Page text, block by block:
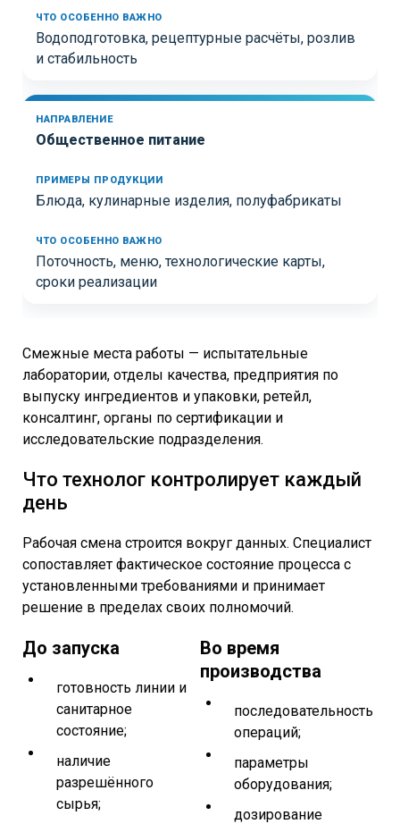
Водоподготовка, рецептурные расчёты, розлив
и стабильность
Общественное питание
Блюда, кулинарные изделия, полуфабрикаты
Поточность, меню, технологические карты,
сроки реализации
Смежные места работы — испытательные
лаборатории, отделы качества, предприятия по
выпуску ингредиентов и упаковки, ретейл,
консалтинг, органы по сертификации и
исследовательские подразделения.
Что технолог контролирует каждый
день
Рабочая смена строится вокруг данных. Специалист
сопоставляет фактическое состояние процесса с
установленными требованиями и принимает
решение в пределах своих полномочий.
До запуска
готовность линии и
санитарное
состояние;
наличие
разрешённого
сырья;
Во время
производства
последовательность
операций;
параметры
оборудования;
дозирование